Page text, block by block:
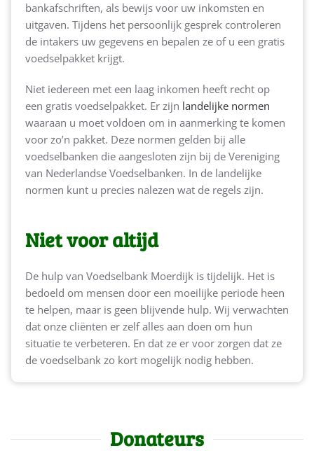
bankafschriften, als bewijs voor uw inkomsten en
uitgaven. Tijdens het persoonlijk gesprek controleren
de intakers uw gegevens en bepalen ze of u een gratis
voedselpakket krijgt.
Niet iedereen met een laag inkomen heeft recht op
een gratis voedselpakket. Er zijn landelijke normen
waaraan u moet voldoen om in aanmerking te komen
voor zo’n pakket. Deze normen gelden bij alle
voedselbanken die aangesloten zijn bij de Vereniging
van Nederlandse Voedselbanken. In de landelijke
normen kunt u precies nalezen wat de regels zijn.
Niet voor altijd
De hulp van Voedselbank Moerdijk is tijdelijk. Het is
bedoeld om mensen door een moeilijke periode heen
te helpen, maar is geen blijvende hulp. Wij verwachten
dat onze cliënten er zelf alles aan doen om hun
situatie te verbeteren. En dat ze er voor zorgen dat ze
de voedselbank zo kort mogelijk nodig hebben.
Donateurs